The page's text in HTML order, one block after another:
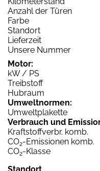
Anzahl der Türen
Farbe
Standort
Lieferzeit
Unsere Nummer
Motor:
kW / PS
Treibstoff
Hubraum
Umweltnormen:
Umweltplakette
Verbrauch und
Kraftstoffverbr. komb.
CO2-Emissionen komb.
CO2-Klasse